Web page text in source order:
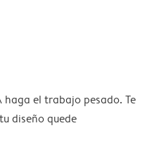
el trabajo pesado. Te
diseño quede